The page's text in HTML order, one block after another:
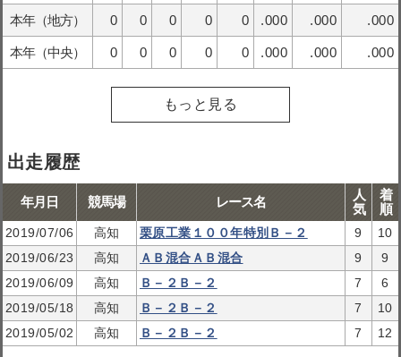
本年（地方） 0 0 0 0 0 .000 .000 .000
本年（中央） 0 0 0 0 0 .000 .000 .000
もっと見る
出走履歴
年月日 競馬場 レース名
人
気
着
順
2019/07/06 高知 栗原工業１００年特別Ｂ－２ 9
10
2019/06/23
高知 ＡＢ混合ＡＢ混合 9
9
2019/06/09
高知 Ｂ－２Ｂ－２ 7
6
2019/05/18
高知 Ｂ－２Ｂ－２ 7
10
2019/05/02
高知 Ｂ－２Ｂ－２ 7 12